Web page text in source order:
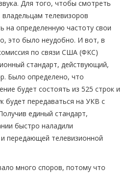
Для того, чтобы смотреть
телевизоров
на определенную частоту свои
это было неудобно. И вот, в
по связи США (ФКС)
стандарт, действующий,
Было определено, что
будет состоять из 525 строк и
будет передаваться на УКВ с
единый стандарт,
быстро наладили
передающей телевизионной
много споров, потому что